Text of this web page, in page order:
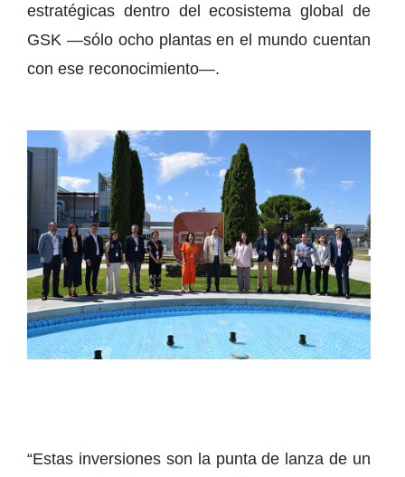
estratégicas dentro del ecosistema global de
GSK —sólo ocho plantas en el mundo cuentan
con ese reconocimiento—.
“Estas inversiones son la punta de lanza de un